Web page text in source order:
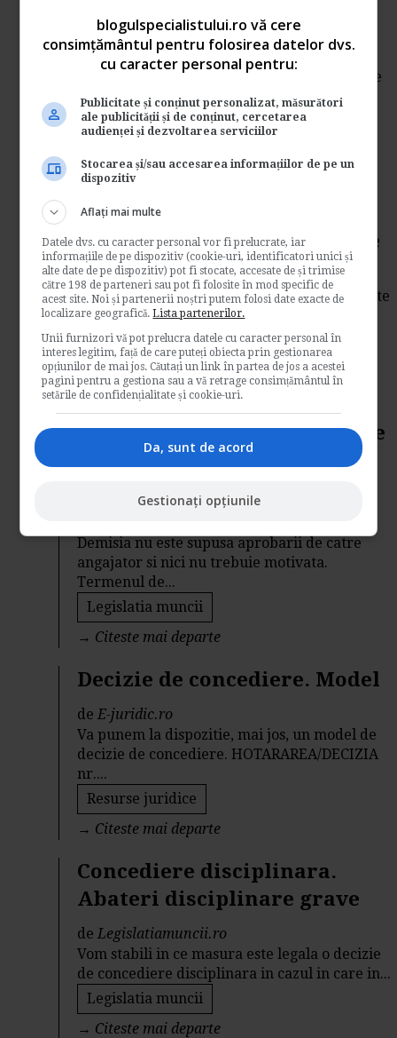
salariat
de E-juridic.ro
Vom afla prin randurile urmatoare daca este
posibila schimbarea ocupatiei unui salariat
din...
Resurse juridice
→Citeste mai departe
Nerespectarea normelor de
protectia muncii. Penalizare
deE-juridic.ro
Vom afla prin randurile urmatoare cum poate
fi penalizat un angajat care nu respecta
procedurille...
Resurse juridice
→Citeste mai departe
Codul Muncii: Situatii in care
salariatul poate demisiona
Demisia nu este supusa aprobarii de catre
angajator si nici nu trebuie motivata.
Termenul de...
Legislatia muncii
→ Citeste mai departe
Decizie de concediere. Model
deE-juridic.ro
Va punem la dispozitie, mai jos, un model de
decizie de concediere. HOTARAREA/DECIZIA
nr....
Resurse juridice
→ Citeste mai departe
Concediere disciplinara.
Abateri disciplinare grave
deLegislatiamuncii.ro
Vom stabili in ce masura este legala o decizie
de concediere disciplinara in cazul in care in...
Legislatia muncii
→ Citeste mai departe
blogulspecialistului.ro vă cere
consimțământul pentru folosirea datelor dvs.
cu caracter personal pentru:
Publicitate și conținut personalizat, măsurători
ale publicității și de conținut, cercetarea
audienței și dezvoltarea serviciilor
Stocarea și/sau accesarea informațiilor de pe un
dispozitiv
Aflați mai multe
Datele dvs. cu caracter personal vor fi prelucrate, iar
informațiile de pe dispozitiv (cookie-uri, identificatori unici și
alte date de pe dispozitiv) pot fi stocate, accesate de și trimise
către 198 de parteneri sau pot fi folosite în mod specific de
acest site. Noi și partenerii noștri putem folosi date exacte de
localizare geografică.Lista partenerilor.
Unii furnizori vă pot prelucra datele cu caracter personal în
interes legitim, față de care puteți obiecta prin gestionarea
opțiunilor de mai jos. Căutați un link în partea de jos a acestei
pagini pentru a gestiona sau a vă retrage consimțământul în
setările de confidențialitate și cookie-uri.
Da, sunt de acord
Gestionați opțiunile